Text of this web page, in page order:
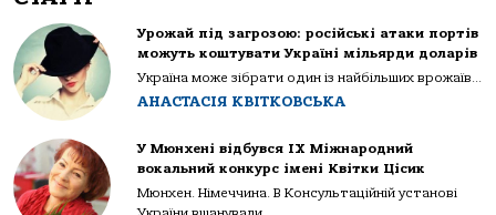
Урожай під загрозою: російські атаки портів
можуть коштувати Україні мільярди доларів
Україна може зібрати один із найбільших врожаїв...
АНАСТАСІЯ КВІТКОВСЬКА
У Мюнхені відбувся IX Міжнародний
вокальний конкурс імені Квітки Цісик
Мюнхен. Німеччина. В Консультаційній установі